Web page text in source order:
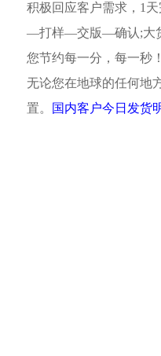
积极回应客户需求，1
—打样—交版—确认;大
您节约每一分，每一秒
无论您在地球的任何地
置。
国内客户今日发货